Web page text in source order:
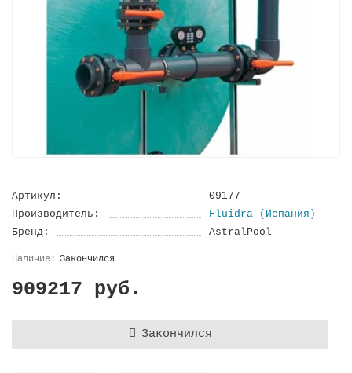
Артикул:
09177
Производитель:
Fluidra (Испания)
Бренд:
AstralPool
Закончился
909217 руб.
Закончился